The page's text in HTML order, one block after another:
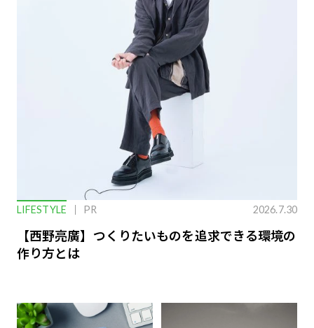
LIFESTYLE PR 2026.7.30
【西野亮廣】つくりたいものを追求できる環境の
作り方とは